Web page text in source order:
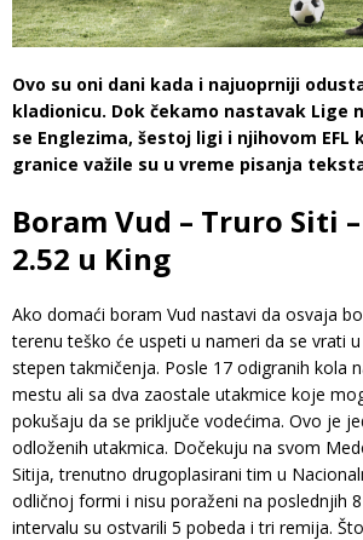
Ovo su oni dani kada i najuoprniji
kladionicu. Dok čekamo nastavak Lige
se Englezima, šestoj ligi i njihovom EFL
granice važile su u vreme pisanja
Boram Vud – Truro Siti –
2.52 u King
Ako domaći boram Vud nastavi da osvaja
terenu teško će uspeti u nameri da se vrati
stepen takmičenja. Posle 17 odigranih kola
mestu ali sa dva zaostale utakmice koje
pokušaju da se priključe vodećima. Ovo je
odloženih utakmica. Dočekuju na svom
Sitija, trenutno drugoplasirani tim u
odličnoj formi i nisu poraženi na poslednjih
intervalu su ostvarili 5 pobeda i tri remija.